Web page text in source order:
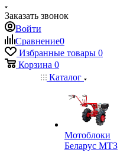
Заказать звонок
Войти
Сравнение0
Избранные товары 0
Корзина 0
Каталог
Мотоблоки
Беларус МТЗ